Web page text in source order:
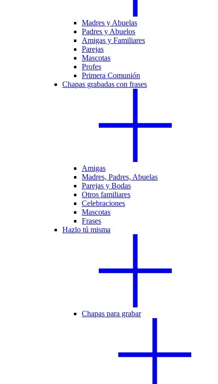
Madres y Abuelas
Padres y Abuelos
Amigas y Familiares
Parejas
Mascotas
Profes
Primera Comunión
Chapas grabadas con frases
Amigas
Madres, Padres, Abuelas
Parejas y Bodas
Otros familiares
Celebraciones
Mascotas
Frases
Hazlo tú misma
Chapas para grabar